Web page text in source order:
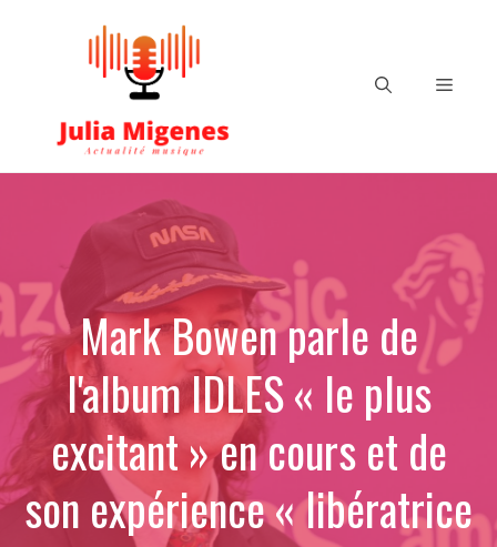
Menu
Mark Bowen parle de
l'album IDLES « le plus
excitant » en cours et de
son expérience « libératrice